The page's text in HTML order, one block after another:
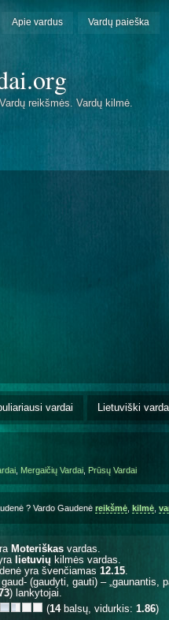
Apie vardus Vardų paieška
reikšmės. Vardų kilmė.
vardai Lietuviški
Mergaičių Vardai Prūsų Vardai
? Vardo Gaudenė reikšmė kilmė
Moteriškas vardas.
lietuvių kilmės vardas.
yra švenčiamas 12.15
(gaudyti, gauti) – „gaunantis,
) lankytojai.
(14balsų, vidurkis: 1.86)